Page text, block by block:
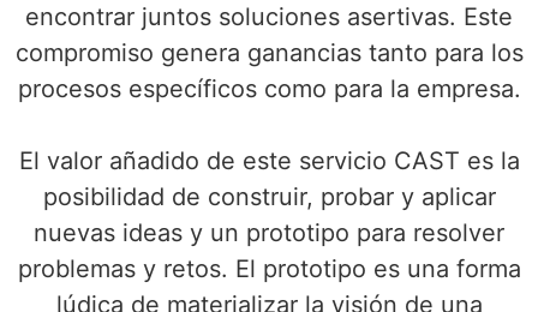
encontrar juntos soluciones asertivas. Este
compromiso genera ganancias tanto para los
procesos específicos como para la empresa.
El valor añadido de este servicio CAST es la
posibilidad de construir, probar y aplicar
nuevas ideas y un prototipo para resolver
problemas y retos. El prototipo es una forma
lúdica de materializar la visión de una